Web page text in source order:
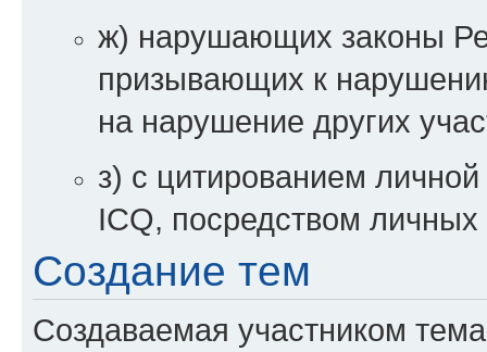
ж) нарушающих законы
призывающих к
на нарушение других
з) с цитированием
ICQ, посредством
Создание тем
Создаваемая участником